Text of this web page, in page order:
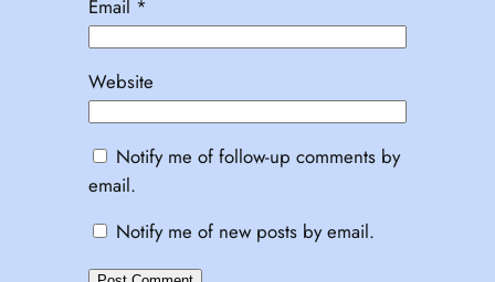
Email *
Website
Notify me of follow-up comments by
email.
Notify me of new posts by email.